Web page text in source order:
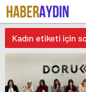
Kadın etiketi için